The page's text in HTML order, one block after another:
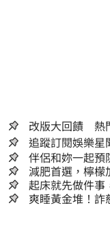
改版大回饋 熱
追蹤訂閱娛樂
伴侶和妳一起預
減肥首選，檸檬
人生
起床就先做件事
小！
爽睡黃金堆！詐